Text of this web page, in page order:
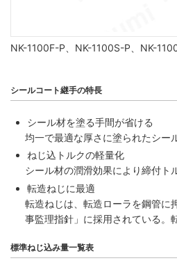
NK-1100F-P、NK-1100S-P、NK-
シールコート継手の特長
シール材を塗る手間が省ける
均一で最適な厚さに塗られたシー
ねじ込トルクの軽量化
シール材の潤滑効果により締付ト
転造ねじに最適
転造ねじは、転造ローラを鋼管に
事監理指針」に採用されている。
標準ねじ込み量一覧表